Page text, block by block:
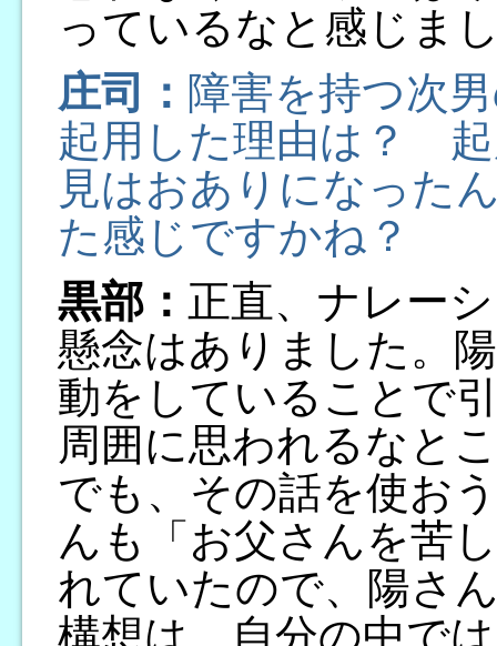
っているなと感じま
庄司： 障害を持つ次
起用した理由は？ 起
見はおありになった
た感じですかね？
黒部： 正直、ナレー
懸念はありました。
動をしていることで
周囲に思われるなと
でも、その話を使お
んも「お父さんを苦
れていたので、陽さ
構想は、自分の中で